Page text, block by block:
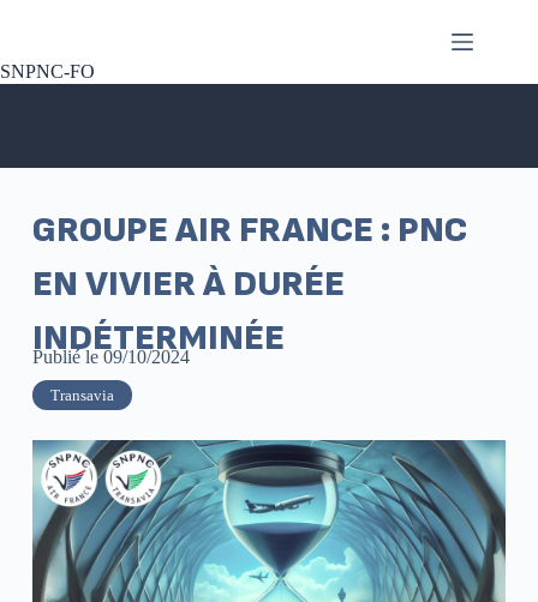
SNPNC-FO
GROUPE AIR FRANCE : PNC
EN VIVIER À DURÉE
INDÉTERMINÉE
Publié le 09/10/2024
Transavia